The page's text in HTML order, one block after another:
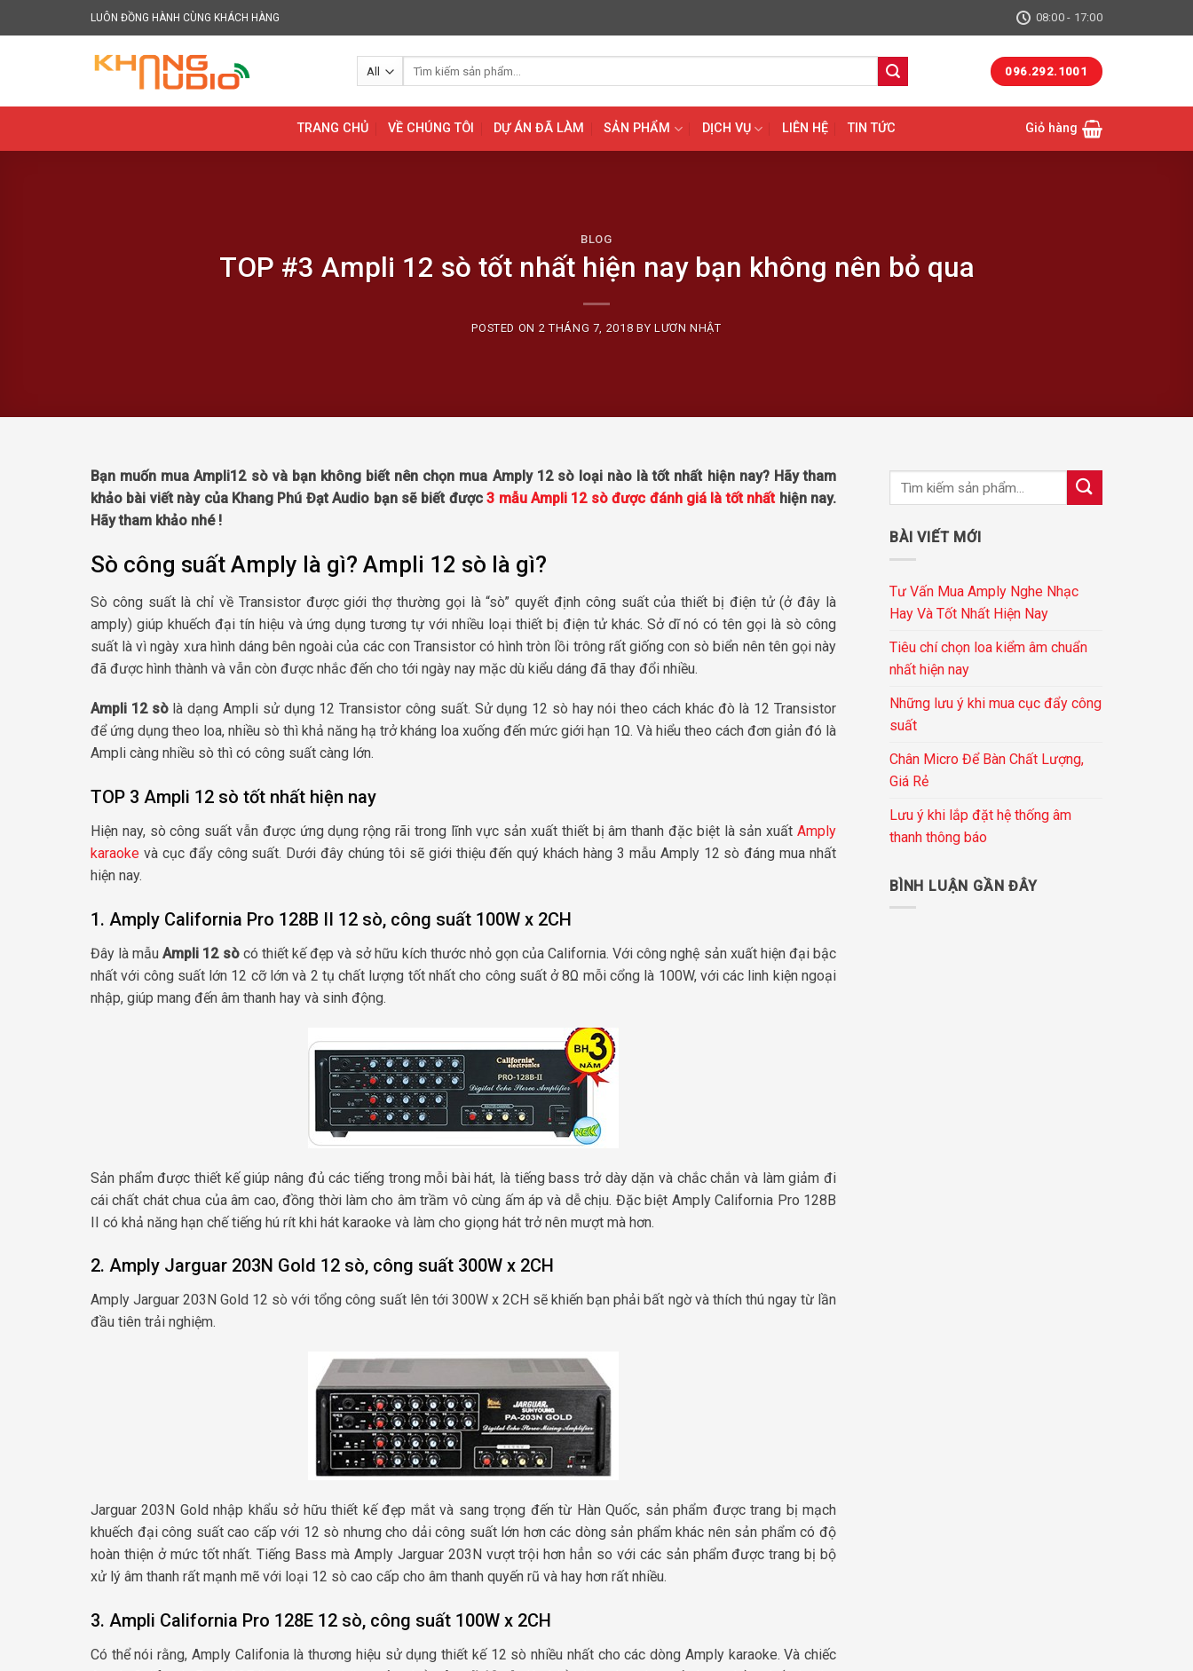
to
LUÔN ĐỒNG HÀNH CÙNG KHÁCH HÀNG 08:00 - 17:00
096.292.1001
TRANG CHỦ VỀ CHÚNG TÔI DỰ ÁN ĐÃ LÀM SẢN PHẨM DỊCH VỤ LIÊN HỆ TIN TỨC Giỏ hàng
BLOG
TOP #3 Ampli 12 sò tốt nhất hiện nay bạn không nên bỏ qua
POSTED ON 2 THÁNG 7, 2018 BY LƯƠN NHẬT
Bạn muốn mua Ampli12 sò và bạn không biết nên chọn mua Amply 12 sò loại nào là tốt nhất hiện nay? Hãy tham
khảo bài viết này của Khang Phú Đạt Audio bạn sẽ biết được3 mẫu Ampli 12 sò được đánh giá là tốt nhấthiện nay.
Hãy tham khảo nhé !
Sò công suất Amply là gì? Ampli 12 sò là gì?
Sò công suất là chỉ về Transistor được giới thợ thường gọi là “sò” quyết định công suất của thiết bị điện tử (ở đây là
amply) giúp khuếch đại tín hiệu và ứng dụng tương tự với nhiều loại thiết bị điện tử khác. Sở dĩ nó có tên gọi là sò công
suất là vì ngày xưa hình dáng bên ngoài của các con Transistor có hình tròn lồi trông rất giống con sò biển nên tên gọi này
đã được hình thành và vẫn còn được nhắc đến cho tới ngày nay mặc dù kiểu dáng đã thay đổi nhiều.
Ampli 12 sòlà dạng Ampli sử dụng 12 Transistor công suất. Sử dụng 12 sò hay nói theo cách khác đò là 12 Transistor
để ứng dụng theo loa, nhiều sò thì khả năng hạ trở kháng loa xuống đến mức giới hạn 1Ω. Và hiểu theo cách đơn giản đó là
Ampli càng nhiều sò thì có công suất càng lớn.
TOP 3 Ampli 12 sò tốt nhất hiện nay
Hiện nay, sò công suất vẫn được ứng dụng rộng rãi trong lĩnh vực sản xuất thiết bị âm thanh đặc biệt là sản xuất Amply
karaoke và cục đẩy công suất. Dưới đây chúng tôi sẽ giới thiệu đến quý khách hàng 3 mẫu Amply 12 sò đáng mua nhất
hiện nay.
1. Amply California Pro 128B II 12 sò, công suất 100W x 2CH
Đây là mẫuAmpli 12 sòcó thiết kế đẹp và sở hữu kích thước nhỏ gọn của California. Với công nghệ sản xuất hiện đại bậc
nhất với công suất lớn 12 cỡ lớn và 2 tụ chất lượng tốt nhất cho công suất ở 8Ω mỗi cổng là 100W, với các linh kiện ngoại
nhập, giúp mang đến âm thanh hay và sinh động.
Sản phẩm được thiết kế giúp nâng đủ các tiếng trong mỗi bài hát, là tiếng bass trở dày dặn và chắc chắn và làm giảm đi
cái chất chát chua của âm cao, đồng thời làm cho âm trầm vô cùng ấm áp và dễ chịu. Đặc biệt Amply California Pro 128B
II có khả năng hạn chế tiếng hú rít khi hát karaoke và làm cho giọng hát trở nên mượt mà hơn.
2. Amply Jarguar 203N Gold 12 sò, công suất 300W x 2CH
Amply Jarguar 203N Gold 12 sò với tổng công suất lên tới 300W x 2CH sẽ khiến bạn phải bất ngờ và thích thú ngay từ lần
đầu tiên trải nghiệm.
Jarguar 203N Gold nhập khẩu sở hữu thiết kế đẹp mắt và sang trọng đến từ Hàn Quốc, sản phẩm được trang bị mạch
khuếch đại công suất cao cấp với 12 sò nhưng cho dải công suất lớn hơn các dòng sản phẩm khác nên sản phẩm có độ
hoàn thiện ở mức tốt nhất. Tiếng Bass mà Amply Jarguar 203N vượt trội hơn hẳn so với các sản phẩm được trang bị bộ
xử lý âm thanh rất mạnh mẽ với loại 12 sò cao cấp cho âm thanh quyến rũ và hay hơn rất nhiều.
3. Ampli California Pro 128E 12 sò, công suất 100W x 2CH
Có thể nói rằng, Amply Califonia là thương hiệu sử dụng thiết kế 12 sò nhiều nhất cho các dòng Amply karaoke. Và chiếc
BÀI VIẾT MỚI
Tư Vấn Mua Amply Nghe Nhạc
Hay Và Tốt Nhất Hiện Nay
Tiêu chí chọn loa kiểm âm chuẩn
nhất hiện nay
Những lưu ý khi mua cục đẩy công
suất
Chân Micro Để Bàn Chất Lượng,
Giá Rẻ
Lưu ý khi lắp đặt hệ thống âm
thanh thông báo
BÌNH LUẬN GẦN ĐÂY